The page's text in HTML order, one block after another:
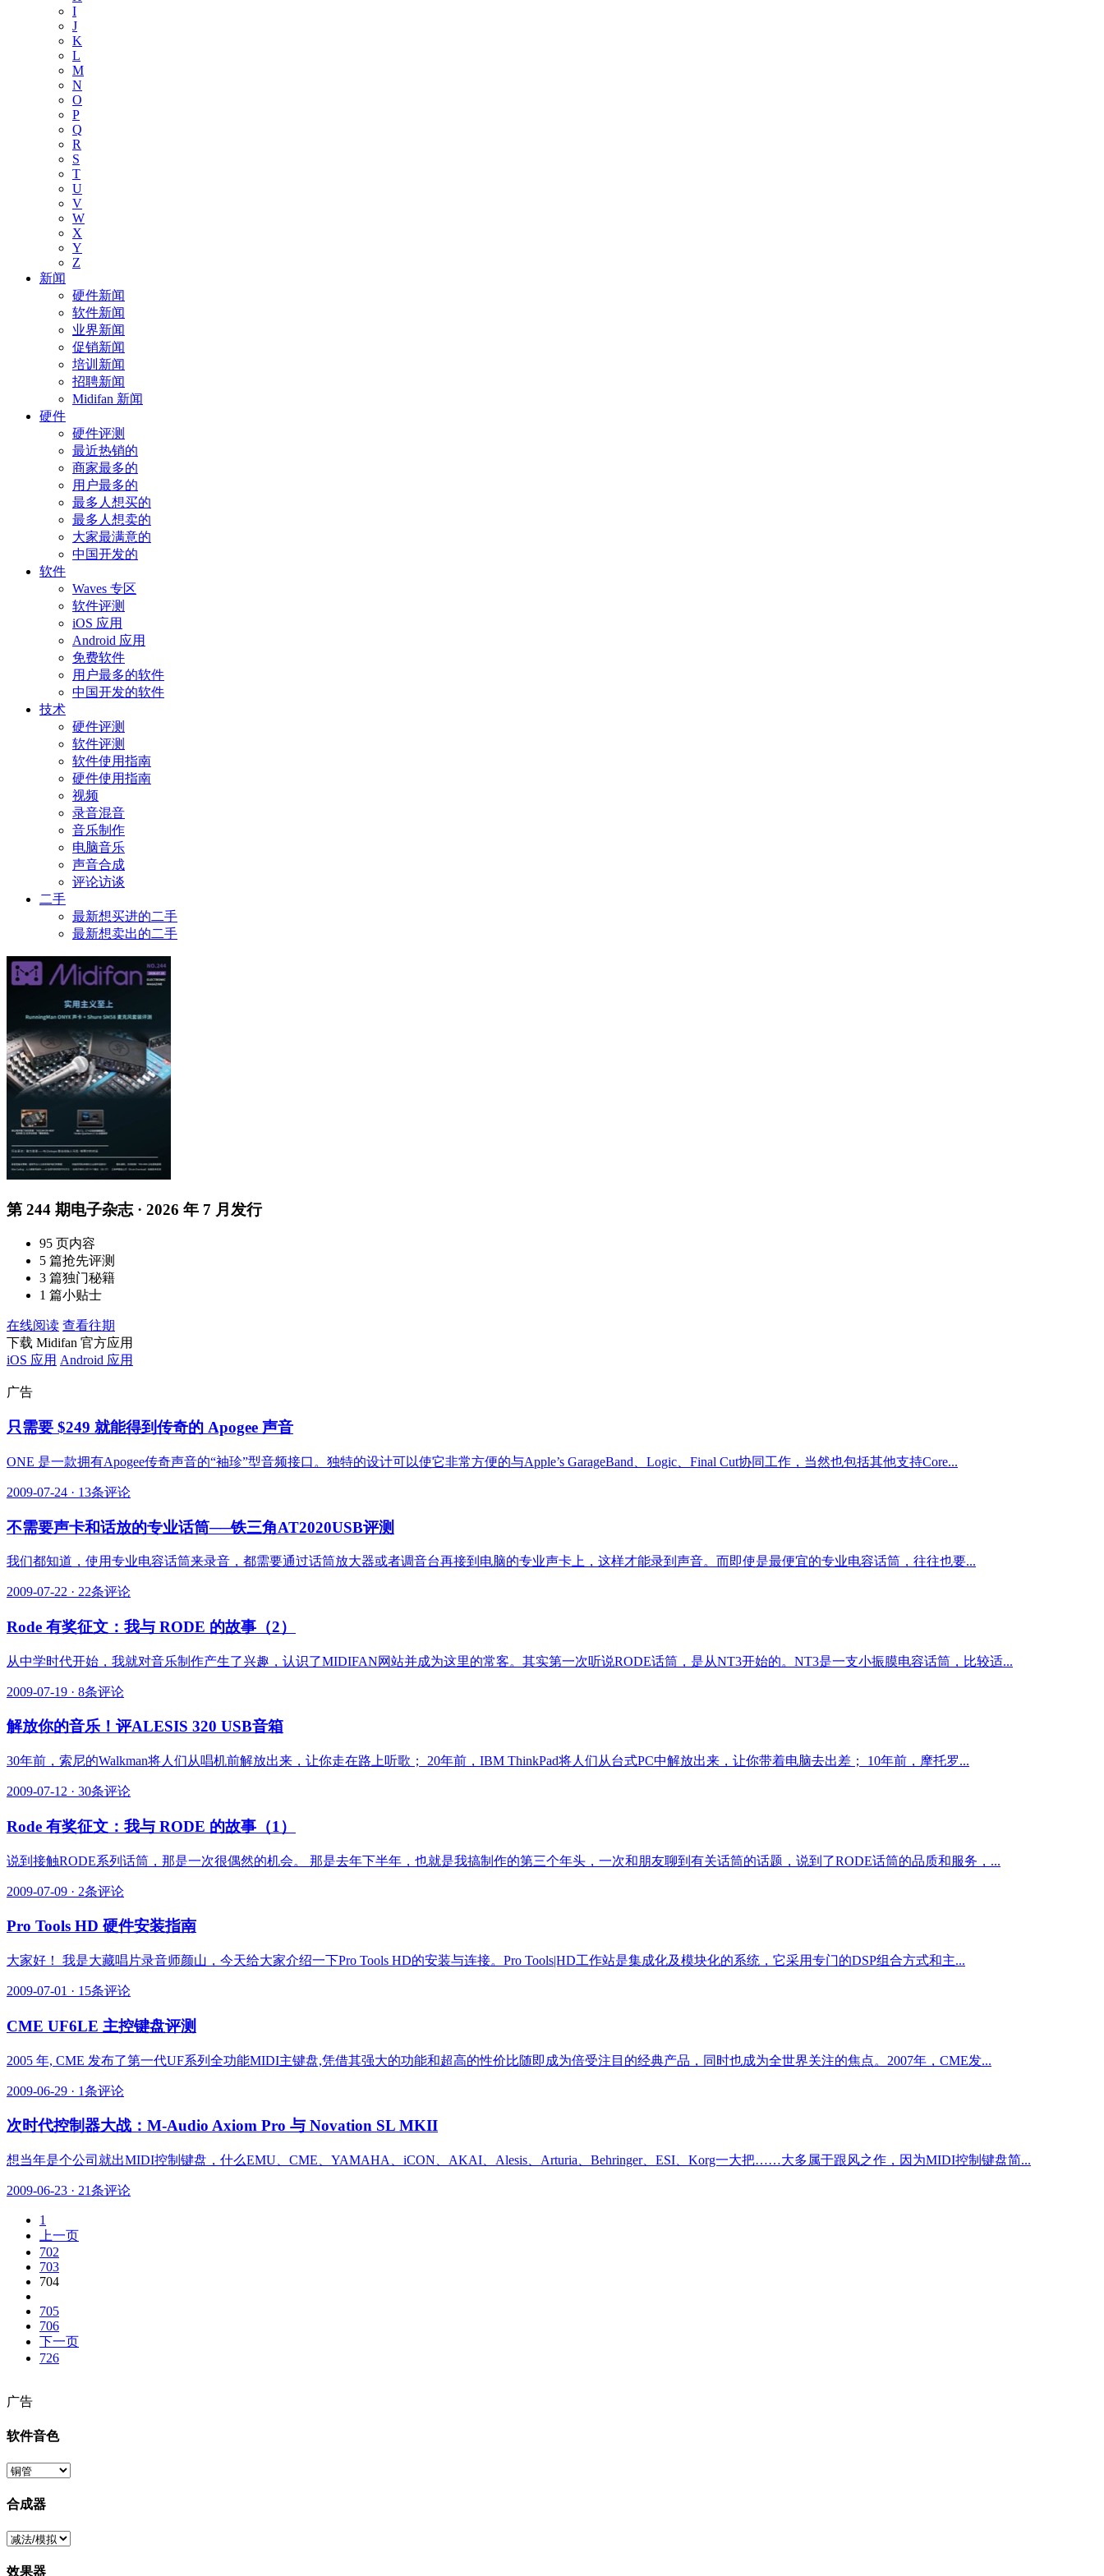
I
J
K
L
M
N
O
P
Q
R
S
T
U
V
W
X
Y
Z
新闻
硬件新闻
软件新闻
业界新闻
促销新闻
培训新闻
招聘新闻
Midifan 新闻
硬件
硬件评测
最近热销的
商家最多的
用户最多的
最多人想买的
最多人想卖的
大家最满意的
中国开发的
软件
Waves 专区
软件评测
iOS 应用
Android 应用
免费软件
用户最多的软件
中国开发的软件
技术
硬件评测
软件评测
软件使用指南
硬件使用指南
视频
录音混音
音乐制作
电脑音乐
声音合成
评论访谈
二手
最新想买进的二手
最新想卖出的二手
第 244 期电子杂志 · 2026 年 7 月发行
95 页内容
5 篇抢先评测
3 篇独门秘籍
1 篇小贴士
在线阅读 查看往期
下载 Midifan 官方应用
iOS 应用 Android 应用
广告
只需要 $249 就能得到传奇的 Apogee 声音
ONE 是一款拥有Apogee传奇声音的“袖珍”型音频接口。独特的设计可以使它非常方便的与Apple’s GarageBand、Logic、Final Cut协同工作，当然也包括其他支持Core...
2009-07-24 · 13条评论
不需要声卡和话放的专业话筒──铁三角AT2020USB评测
我们都知道，使用专业电容话筒来录音，都需要通过话筒放大器或者调音台再接到电脑的专业声卡上，这样才能录到声音。而即使是最便宜的专业电容话筒，往往也要...
2009-07-22 · 22条评论
Rode 有奖征文：我与 RODE 的故事（2）
从中学时代开始，我就对音乐制作产生了兴趣，认识了MIDIFAN网站并成为这里的常客。其实第一次听说RODE话筒，是从NT3开始的。NT3是一支小振膜电容话筒，比较适...
2009-07-19 · 8条评论
解放你的音乐！评ALESIS 320 USB音箱
30年前，索尼的Walkman将人们从唱机前解放出来，让你走在路上听歌； 20年前，IBM ThinkPad将人们从台式PC中解放出来，让你带着电脑去出差； 10年前，摩托罗...
2009-07-12 · 30条评论
Rode 有奖征文：我与 RODE 的故事（1）
说到接触RODE系列话筒，那是一次很偶然的机会。 那是去年下半年，也就是我搞制作的第三个年头，一次和朋友聊到有关话筒的话题，说到了RODE话筒的品质和服务，...
2009-07-09 · 2条评论
Pro Tools HD 硬件安装指南
大家好！ 我是大藏唱片录音师颜山，今天给大家介绍一下Pro Tools HD的安装与连接。Pro Tools|HD工作站是集成化及模块化的系统，它采用专门的DSP组合方式和主...
2009-07-01 · 15条评论
CME UF6LE 主控键盘评测
2005 年, CME 发布了第一代UF系列全功能MIDI主键盘,凭借其强大的功能和超高的性价比随即成为倍受注目的经典产品，同时也成为全世界关注的焦点。2007年，CME发...
2009-06-29 · 1条评论
次时代控制器大战：M-Audio Axiom Pro 与 Novation SL MKII
想当年是个公司就出MIDI控制键盘，什么EMU、CME、YAMAHA、iCON、AKAI、Alesis、Arturia、Behringer、ESI、Korg一大把……大多属于跟风之作，因为MIDI控制键盘简...
2009-06-23 · 21条评论
1
上一页
702
703
704
705
706
下一页
726
广告
软件音色
合成器
效果器